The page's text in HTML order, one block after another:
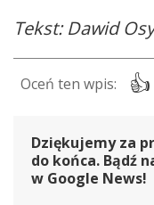
Tekst: Dawid
Dziękujemy za
do końca. Bądź
w Google News!